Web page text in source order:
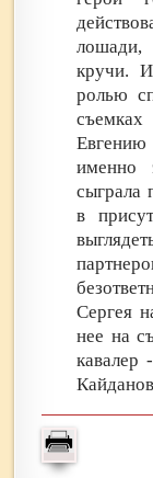
лошади,
кручи.
ролью
Евгению
именно
сыграла
в
Сергея
нее на
кавалер